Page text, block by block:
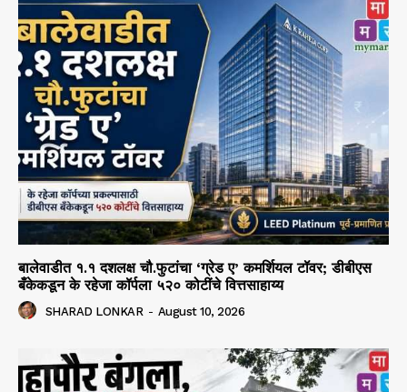
बालेवाडीत १.१ दशलक्ष चौ.फुटांचा ‘ग्रेड ए’ कमर्शियल टॉवर; डीबीएस
बँकेकडून के रहेजा कॉर्पला ५२० कोटींचे वित्तसाहाय्य
SHARAD LONKAR - August 10, 2026